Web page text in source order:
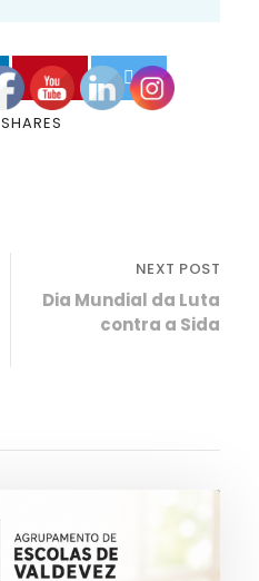
SHARES
NEXT POST
Dia Mundial da Luta
contra a Sida